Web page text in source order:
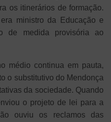
os itinerários de formação.
ministro da Educação e
de medida provisória ao
médio continua em pauta,
o substitutivo do Mendonça
da sociedade. Quando
o projeto de lei para a
ouviu os reclamos das